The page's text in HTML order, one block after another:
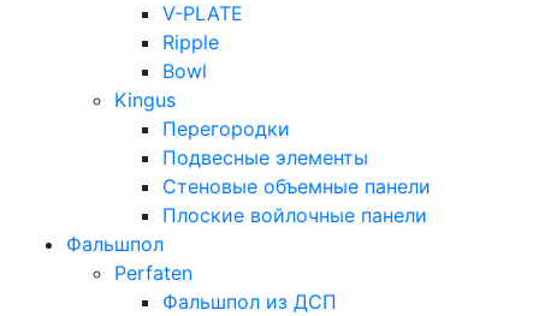
V-PLATE
Ripple
Bowl
Kingus
Перегородки
Подвесные элементы
Стеновые объемные панели
Плоские войлочные панели
Фальшпол
Perfaten
Фальшпол из ДСП